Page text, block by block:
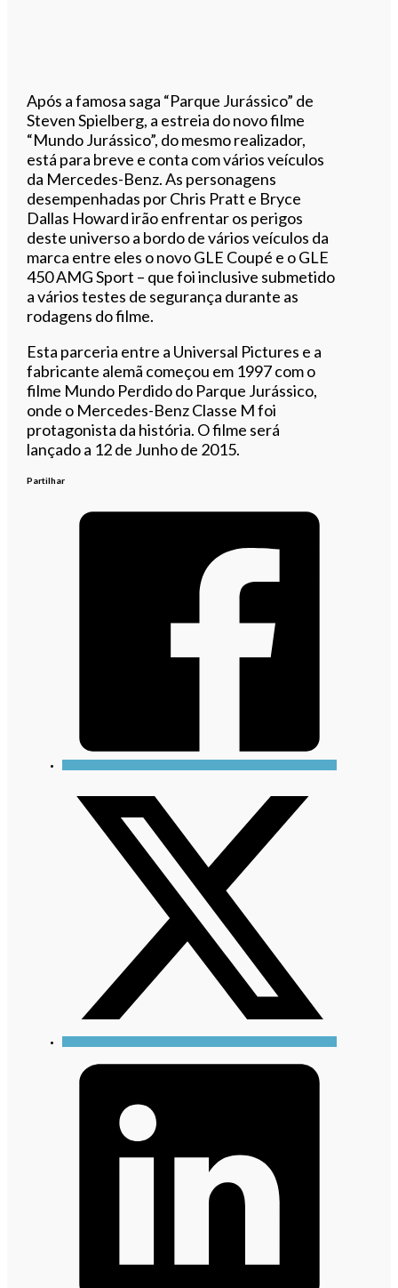
Após a famosa saga “Parque Jurássico” de
Steven Spielberg, a estreia do novo filme
“Mundo Jurássico”, do mesmo realizador,
está para breve e conta com vários veículos
da Mercedes-Benz. As personagens
desempenhadas por Chris Pratt e Bryce
Dallas Howard irão enfrentar os perigos
deste universo a bordo de vários veículos da
marca entre eles o novo GLE Coupé e o GLE
450 AMG Sport – que foi inclusive submetido
a vários testes de segurança durante as
rodagens do filme.
Esta parceria entre a Universal Pictures e a
fabricante alemã começou em 1997 com o
filme Mundo Perdido do Parque Jurássico,
onde o Mercedes-Benz Classe M foi
protagonista da história. O filme será
lançado a 12 de Junho de 2015.
Partilhar